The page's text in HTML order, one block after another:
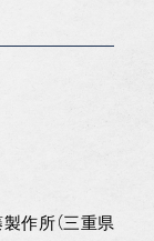
作所（三重県